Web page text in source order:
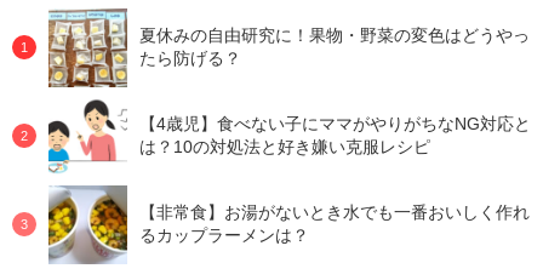
夏休みの自由研究に！果物・野菜の変色はどうやっ
たら防げる？
【4歳児】食べない子にママがやりがちなNG対応と
は？10の対処法と好き嫌い克服レシピ
【非常食】お湯がないとき水でも一番おいしく作れ
るカップラーメンは？